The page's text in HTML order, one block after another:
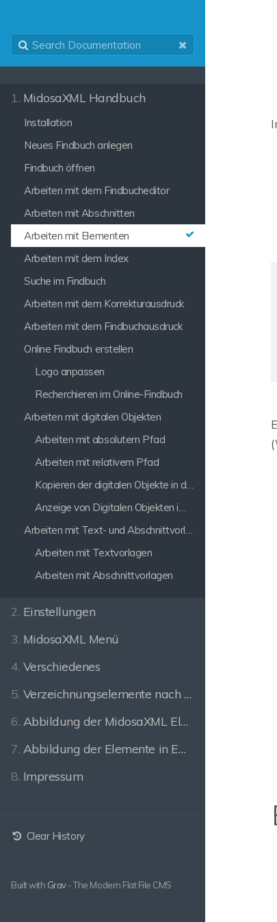
1. MidosaXML Handbuch
Installation
Neues Findbuch anlegen
Findbuch öffnen
Arbeiten mit dem Findbucheditor
Arbeiten mit Abschnitten
Arbeiten mit Elementen
Arbeiten mit dem Index
Suche im Findbuch
Arbeiten mit dem Korrekturausdruck
Arbeiten mit dem Findbuchausdruck
Online Findbuch erstellen
Logo anpassen
Recherchieren im Online-Findbuch
Arbeiten mit digitalen Objekten
Arbeiten mit absolutem Pfad
Arbeiten mit relativem Pfad
Kopieren der digitalen Objekte in das Online Findbuch
Anzeige von Digitalen Objekten im Online-Findbuch
Arbeiten mit Text- und Abschnittvorlagen
Arbeiten mit Textvorlagen
Arbeiten mit Abschnittvorlagen
2. Einstellungen
3. MidosaXML Menü
4. Verschiedenes
5. Verzeichnungselemente nach ISAD-G
6. Abbildung der MidosaXML Elemente in EAD
7. Abbildung der Elemente in EAD-DDB
8. Impressum
Clear History
Built with Grav- The Modern Flat File CMS